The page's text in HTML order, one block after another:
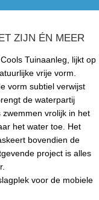
ZIJN ÉN MEER
Tuinaanleg, lijkt op
vrije vorm.
vorm subtiel verwijst
de waterpartij
vrolijk in het
het water toe. Het
bovendien de
project is alles
voor de mobiele